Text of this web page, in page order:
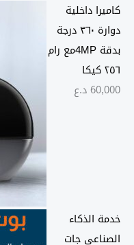
ع
ر
:
كاميرا داخلية
دوارة ٣٦٠ درجة
بدقة 4MPمع رام
٢٥٦ كيكا
60,000 د.ع
خدمة الذكاء
الصناعي جات